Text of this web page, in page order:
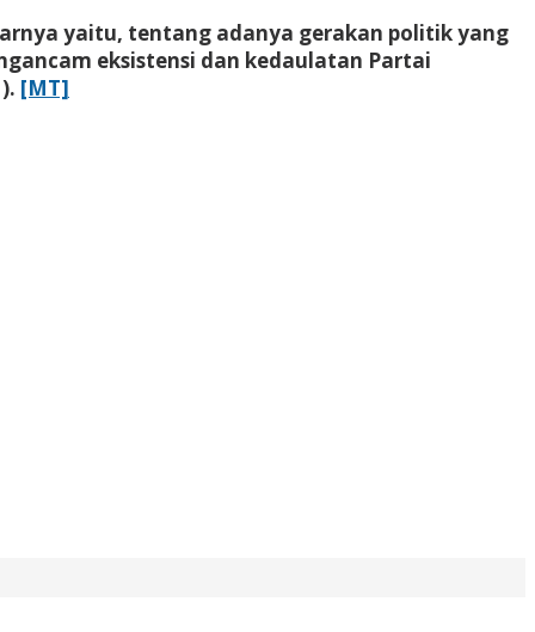
yaitu, tentang adanya gerakan politik yang
eksistensi dan kedaulatan Partai
[MT]